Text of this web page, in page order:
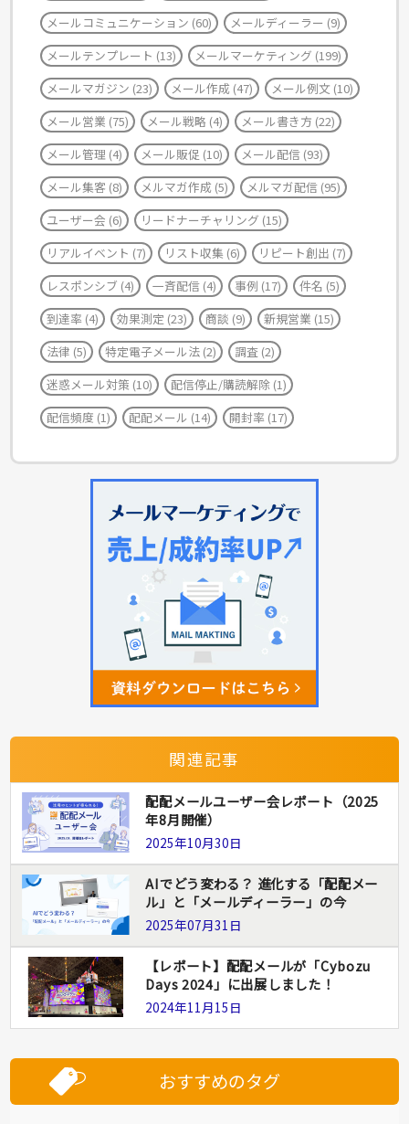
メールコミュニケーション (60) メールディーラー (9)
メールテンプレート (13) メールマーケティング (199)
メールマガジン (23) メール作成 (47) メール例文 (10)
メール営業 (75) メール戦略 (4) メール書き方 (22)
メール管理 (4) メール販促 (10) メール配信 (93)
メール集客 (8) メルマガ作成 (5) メルマガ配信 (95)
ユーザー会 (6) リードナーチャリング (15)
リアルイベント (7) リスト収集 (6) リピート創出 (7)
レスポンシブ (4) 一斉配信 (4) 事例 (17) 件名 (5)
到達率 (4) 効果測定 (23) 商談 (9) 新規営業 (15)
法律 (5) 特定電子メール法 (2) 調査 (2)
迷惑メール対策 (10) 配信停止/購読解除 (1)
配信頻度 (1) 配配メール (14) 開封率 (17)
関連記事
配配メールユーザー会レポート（2025
年8月開催）
2025年10月30日
AIでどう変わる？ 進化する「配配メー
ル」と「メールディーラー」の今
2025年07月31日
【レポート】配配メールが「Cybozu
Days 2024」に出展しました！
2024年11月15日
おすすめのタグ